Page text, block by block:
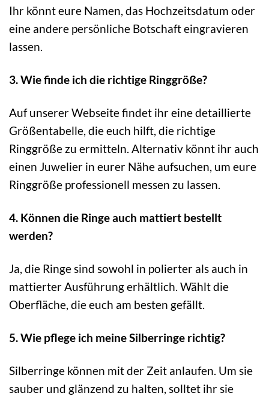
Ihr könnt eure Namen, das Hochzeitsdatum oder
eine andere persönliche Botschaft eingravieren
lassen.
3. Wie finde ich die richtige Ringgröße?
Auf unserer Webseite findet ihr eine detaillierte
Größentabelle, die euch hilft, die richtige
Ringgröße zu ermitteln. Alternativ könnt ihr auch
einen Juwelier in eurer Nähe aufsuchen, um eure
Ringgröße professionell messen zu lassen.
4. Können die Ringe auch mattiert bestellt
werden?
Ja, die Ringe sind sowohl in polierter als auch in
mattierter Ausführung erhältlich. Wählt die
Oberfläche, die euch am besten gefällt.
5. Wie pflege ich meine Silberringe richtig?
Silberringe können mit der Zeit anlaufen. Um sie
sauber und glänzend zu halten, solltet ihr sie